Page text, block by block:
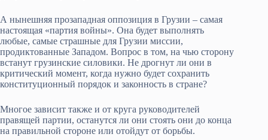
А нынешняя прозападная оппозиция в Грузии – самая
настоящая «партия войны». Она будет выполнять
любые, самые страшные для Грузии миссии,
продиктованные Западом. Вопрос в том, на чью сторону
встанут грузинские силовики. Не дрогнут ли они в
критический момент, когда нужно будет сохранить
конституционный порядок и законность в стране?
Многое зависит также и от круга руководителей
правящей партии, останутся ли они стоять они до конца
на правильной стороне или отойдут от борьбы.